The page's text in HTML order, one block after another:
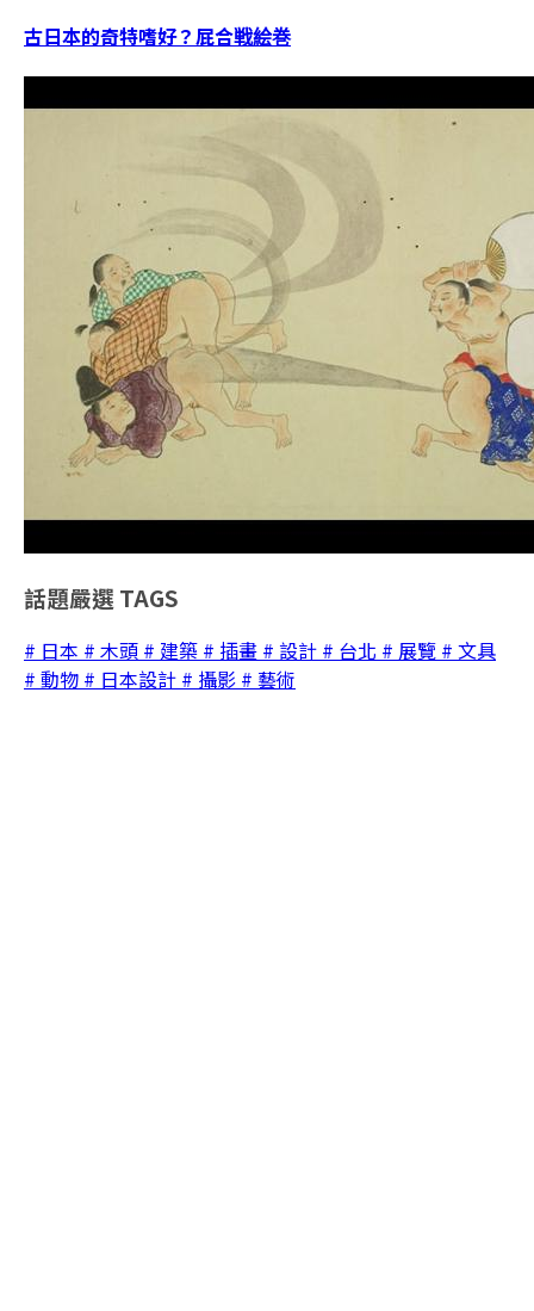
古日本的奇特嗜好？屁合戦絵巻
話題嚴選 TAGS
# 日本 # 木頭 # 建築 # 插畫 # 設計 # 台北 # 展覽 # 文具
# 動物 # 日本設計 # 攝影 # 藝術